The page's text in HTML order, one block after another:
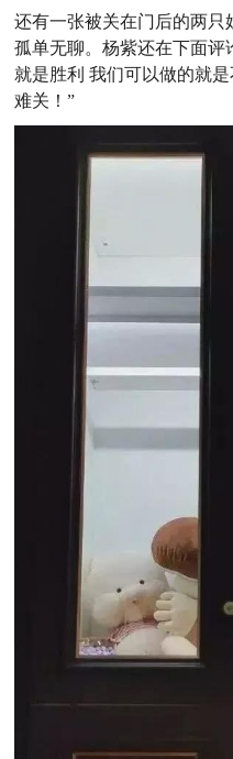
还有一张被关在门后的两只
孤单无聊。杨紫还在下面评
就是胜利 我们可以做的就
难关！”